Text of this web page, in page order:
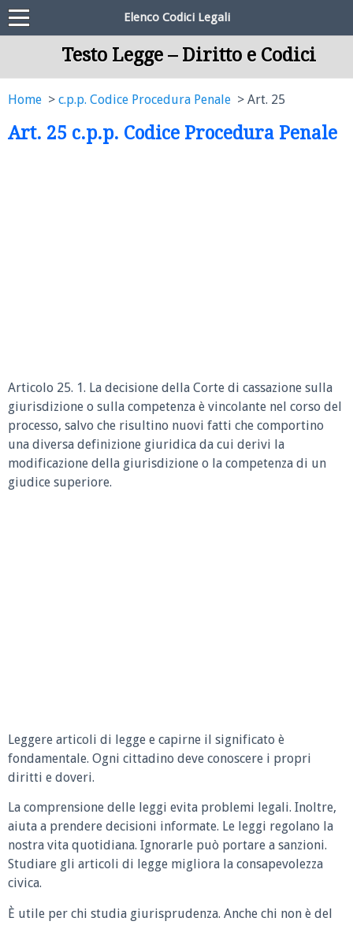
Elenco Codici Legali
Testo Legge – Diritto e Codici
Home c.p.p. Codice Procedura Penale Art. 25
Art. 25 c.p.p. Codice Procedura Penale
Articolo 25. 1. La decisione della Corte di cassazione sulla
giurisdizione o sulla competenza è vincolante nel corso del
processo, salvo che risultino nuovi fatti che comportino
una diversa definizione giuridica da cui derivi la
modificazione della giurisdizione o la competenza di un
giudice superiore.
Leggere articoli di legge e capirne il significato è
fondamentale. Ogni cittadino deve conoscere i propri
diritti e doveri.
La comprensione delle leggi evita problemi legali. Inoltre,
aiuta a prendere decisioni informate. Le leggi regolano la
nostra vita quotidiana. Ignorarle può portare a sanzioni.
Studiare gli articoli di legge migliora la consapevolezza
civica.
È utile per chi studia giurisprudenza. Anche chi non è del